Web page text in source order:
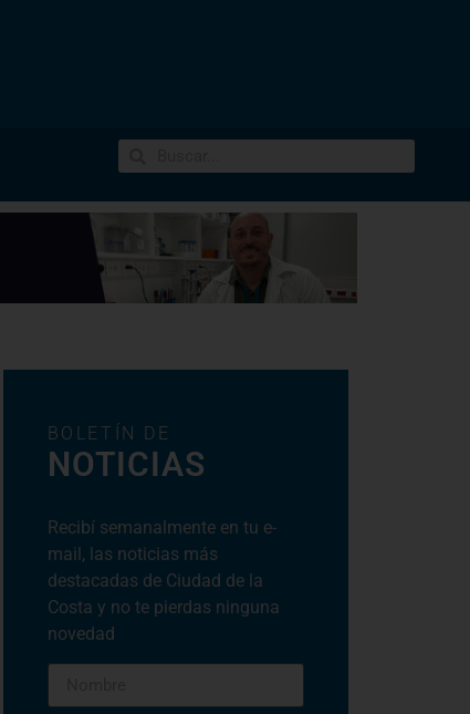
BOLETÍN DE
NOTICIAS
Recibí semanalmente en tu e-
mail, las noticias más
destacadas de Ciudad de la
Costa y no te pierdas ninguna
novedad